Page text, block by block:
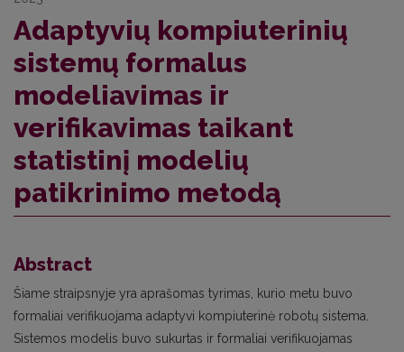
Adaptyvių kompiuterinių
sistemų formalus
modeliavimas ir
verifikavimas taikant
statistinį modelių
patikrinimo metodą
Abstract
Šiame straipsnyje yra aprašomas tyrimas, kurio metu buvo
formaliai verifikuojama adaptyvi kompiuterinė robotų sistema.
Sistemos modelis buvo sukurtas ir formaliai verifikuojamas